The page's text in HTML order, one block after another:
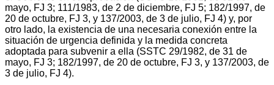
mayo, FJ 3; 111/1983, de 2 de diciembre, FJ 5; 182/1997, de
20 de octubre, FJ 3, y 137/2003, de 3 de julio, FJ 4) y, por
otro lado, la existencia de una necesaria conexión entre la
situación de urgencia definida y la medida concreta
adoptada para subvenir a ella (SSTC 29/1982, de 31 de
mayo, FJ 3; 182/1997, de 20 de octubre, FJ 3, y 137/2003, de
3 de julio, FJ 4).